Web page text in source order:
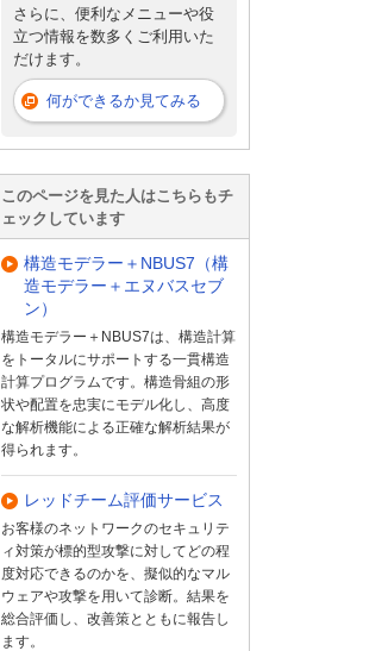
さらに、便利なメニューや役
立つ情報を数多くご利用いた
だけます。
何ができるか見てみる
このページを見た人はこちらもチ
ェックしています
構造モデラー＋NBUS7（構
造モデラー＋エヌバスセブ
ン）
構造モデラー＋NBUS7は、構造計算
をトータルにサポートする一貫構造
計算プログラムです。構造骨組の形
状や配置を忠実にモデル化し、高度
な解析機能による正確な解析結果が
得られます。
レッドチーム評価サービス
お客様のネットワークのセキュリテ
ィ対策が標的型攻撃に対してどの程
度対応できるのかを、擬似的なマル
ウェアや攻撃を用いて診断。結果を
総合評価し、改善策とともに報告し
ます。